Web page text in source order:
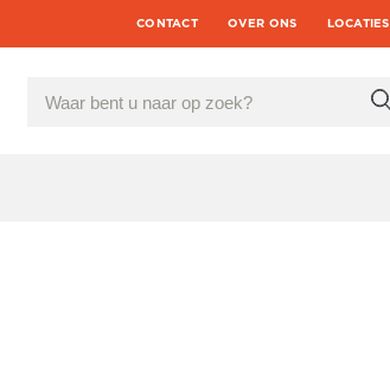
CONTACT OVER ONS LOCATIES